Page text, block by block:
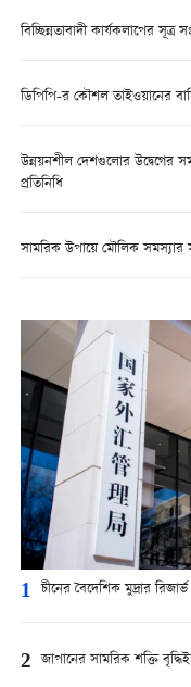
বিচ্ছিন্নতাবাদী কার্যকলাপের
ডিপিপি-র কৌশল তাইওয়ানের
উন্নয়নশীল দেশগুলোর উদ্বেগের
প্রতিনিধি
সামরিক উপায়ে মৌলিক সমস্যার
1 চীনের বৈদেশিক মুদ্রার
2 জাপানের সামরিক শক্তি